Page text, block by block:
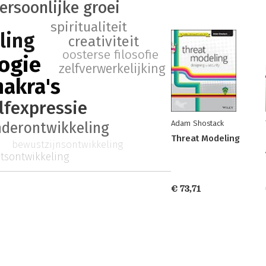
groei
spiritualiteit
creativiteit
oosterse filosofie
zelfverwerkelijking
bewustzijnsontwikkeling
Adam Shostack
Threat Modeling
€ 73,71